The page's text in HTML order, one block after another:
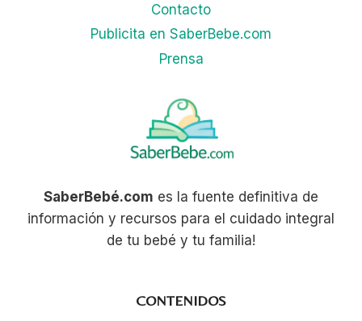
Contacto
Publicita en SaberBebe.com
Prensa
SaberBebé.com es la fuente definitiva de
información y recursos para el cuidado integral
de tu bebé y tu familia!
CONTENIDOS